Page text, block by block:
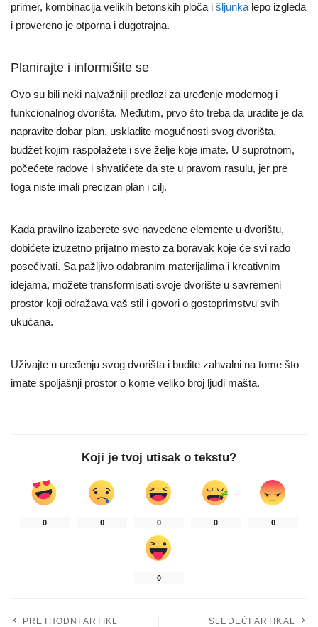
primer, kombinacija velikih betonskih ploča i šljunka lepo izgleda
i provereno je otporna i dugotrajna.
Planirajte i informišite se
Ovo su bili neki najvažniji predlozi za uređenje modernog i
funkcionalnog dvorišta. Međutim, prvo što treba da uradite je da
napravite dobar plan, uskladite mogućnosti svog dvorišta,
budžet kojim raspolažete i sve želje koje imate. U suprotnom,
počećete radove i shvatićete da ste u pravom rasulu, jer pre
toga niste imali precizan plan i cilj.
Kada pravilno izaberete sve navedene elemente u dvorištu,
dobićete izuzetno prijatno mesto za boravak koje će svi rado
posećivati. Sa pažljivo odabranim materijalima i kreativnim
idejama, možete transformisati svoje dvorište u savremeni
prostor koji odražava vaš stil i govori o gostoprimstvu svih
ukućana.
Uživajte u uređenju svog dvorišta i budite zahvalni na tome što
imate spoljašnji prostor o kome veliko broj ljudi mašta.
Koji je tvoj utisak o tekstu?
0 0 0 0 0
0
PRETHODNI ARTIKL SLEDEĆI ARTIKAL